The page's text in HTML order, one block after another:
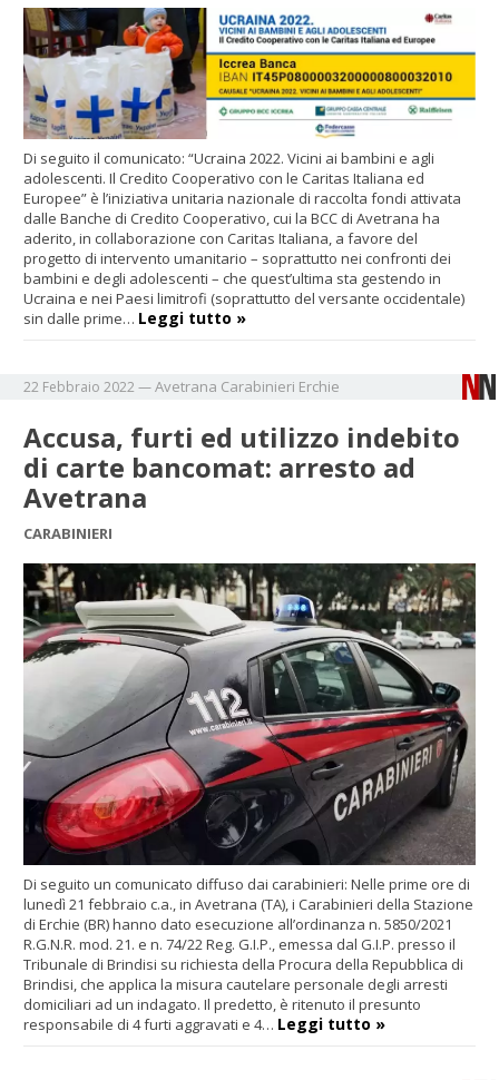
Di seguito il comunicato: “Ucraina 2022. Vicini ai bambini e agli
adolescenti. Il Credito Cooperativo con le Caritas Italiana ed
Europee” è l’iniziativa unitaria nazionale di raccolta fondi attivata
dalle Banche di Credito Cooperativo, cui la BCC di Avetrana ha
aderito, in collaborazione con Caritas Italiana, a favore del
progetto di intervento umanitario – soprattutto nei confronti dei
bambini e degli adolescenti – che quest’ultima sta gestendo in
Ucraina e nei Paesi limitrofi (soprattutto del versante occidentale)
sin dalle prime… Leggi tutto »
22 Febbraio 2022 —Avetrana Carabinieri Erchie
Accusa, furti ed utilizzo indebito
di carte bancomat: arresto ad
Avetrana
CARABINIERI
Di seguito un comunicato diffuso dai carabinieri: Nelle prime ore di
lunedì 21 febbraio c.a., in Avetrana (TA), i Carabinieri della Stazione
di Erchie (BR) hanno dato esecuzione all’ordinanza n. 5850/2021
R.G.N.R. mod. 21. e n. 74/22 Reg. G.I.P., emessa dal G.I.P. presso il
Tribunale di Brindisi su richiesta della Procura della Repubblica di
Brindisi, che applica la misura cautelare personale degli arresti
domiciliari ad un indagato. Il predetto, è ritenuto il presunto
responsabile di 4 furti aggravati e 4… Leggi tutto »